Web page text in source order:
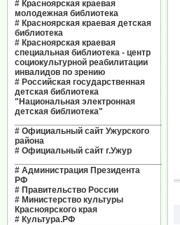
# Красноярская краевая
молодежная библиотека
# Красноярская краевая детская
библиотека
# Красноярская краевая
специальная библиотека - центр
социокультурной реабилитации
инвалидов по зрению
# Российская государственная
детская библиотека
"Национальная электронная
детская библиотека"
# Официальный сайт Ужурского
района
# Официальный сайт г.Ужур
# Администрация Президента
РФ
# Правительство России
# Министерство культуры
Красноярского края
# Культура.РФ